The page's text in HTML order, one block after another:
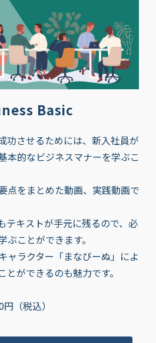
Basic
功させるためには、新入社員が
本的なビジネスマナーを学ぶこ
点をまとめた動画、実践動画で
テキストが手元に残るので、必
ことができます。
ャラクター「まなびーぬ」によ
ができるのも魅力です。
（税込）